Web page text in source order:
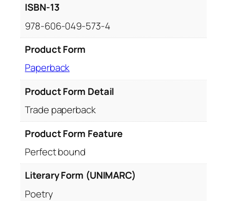
ISBN-13
978-606-049-573-4
Product Form
Paperback
Product Form Detail
Trade paperback
Product Form Feature
Perfect bound
Literary Form (UNIMARC)
Poetry